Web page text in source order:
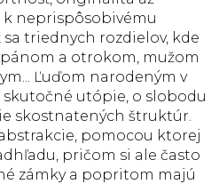
k neprispôsobivému
triednych rozdielov, kde
a otrokom, mužom
Ľuďom narodeným v
utópie, o slobodu
skostnatených štruktúr.
pomocou ktorej
pričom si ale často
zámky a popritom majú